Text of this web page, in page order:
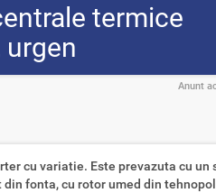
termice
urgen
Anunt
cu variatie. Este prevazuta cu un
fonta, cu rotor umed din